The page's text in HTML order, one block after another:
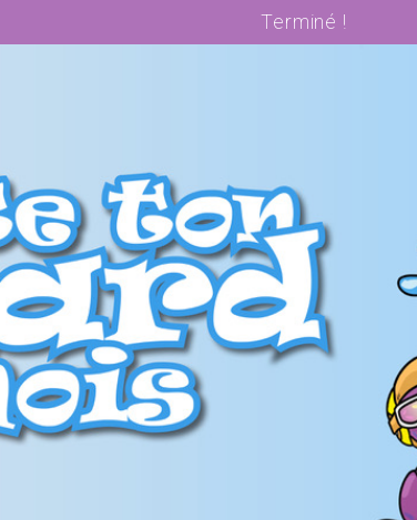
Terminé !